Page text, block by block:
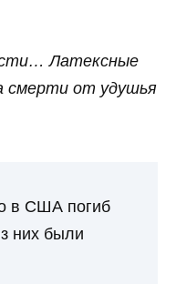
Латексные
смерти от удушья
в США погиб
них были